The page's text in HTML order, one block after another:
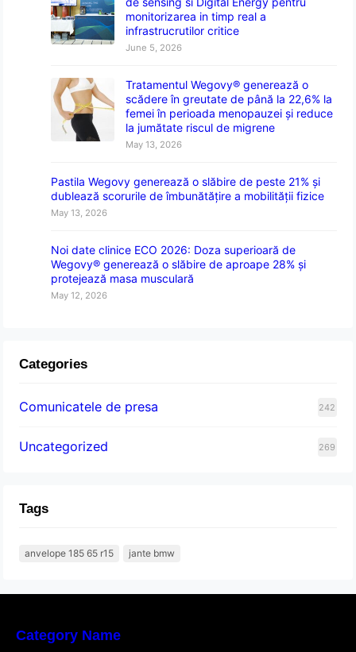
monitorizarea in timp real a
infrastrucrutilor critice
June 5, 2026
Tratamentul Wegovy® generează o
scădere în greutate de până la 22,6% la
femei în perioada menopauzei și reduce
la jumătate riscul de migrene
May 13, 2026
Pastila Wegovy generează o slăbire de peste 21% și
dublează scorurile de îmbunătățire a mobilității fizice
May 13, 2026
Noi date clinice ECO 2026: Doza superioară de
Wegovy® generează o slăbire de aproape 28% și
protejează masa musculară
May 12, 2026
Categories
Comunicatele de presa 242
Uncategorized 269
Tags
anvelope 185 65 r15 jante bmw
Category Name